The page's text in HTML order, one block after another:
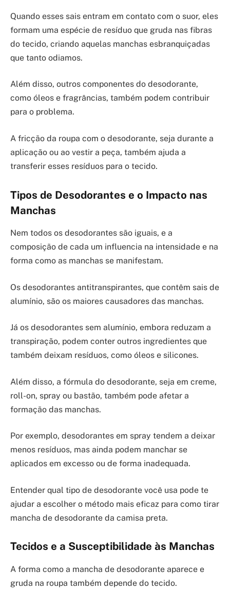
Quando esses sais entram em contato com o suor, eles
formam uma espécie de resíduo que gruda nas fibras
do tecido, criando aquelas manchas esbranquiçadas
que tanto odiamos.
Além disso, outros componentes do desodorante,
como óleos e fragrâncias, também podem contribuir
para o problema.
A fricção da roupa com o desodorante, seja durante a
aplicação ou ao vestir a peça, também ajuda a
transferir esses resíduos para o tecido.
Tipos de Desodorantes e o Impacto nas
Manchas
Nem todos os desodorantes são iguais, e a
composição de cada um influencia na intensidade e na
forma como as manchas se manifestam.
Os desodorantes antitranspirantes, que contêm sais de
alumínio, são os maiores causadores das manchas.
Já os desodorantes sem alumínio, embora reduzam a
transpiração, podem conter outros ingredientes que
também deixam resíduos, como óleos e silicones.
Além disso, a fórmula do desodorante, seja em creme,
roll-on, spray ou bastão, também pode afetar a
formação das manchas.
Por exemplo, desodorantes em spray tendem a deixar
menos resíduos, mas ainda podem manchar se
aplicados em excesso ou de forma inadequada.
Entender qual tipo de desodorante você usa pode te
ajudar a escolher o método mais eficaz para como tirar
mancha de desodorante da camisa preta.
Tecidos e a Susceptibilidade às Manchas
A forma como a mancha de desodorante aparece e
gruda na roupa também depende do tecido.